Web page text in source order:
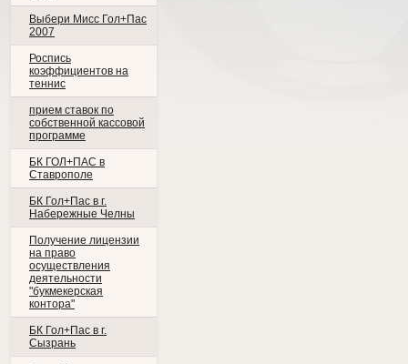
Выбери Мисс Гол+Пас
2007
Роспись
коэффициентов на
теннис
прием ставок по
собственной кассовой
программе
БК ГОЛ+ПАС в
Ставрополе
БК Гол+Пас в г.
Набережные Челны
Получение лицензии
на право
осуществления
деятельности
"букмекерская
контора"
БК Гол+Пас в г.
Сызрань